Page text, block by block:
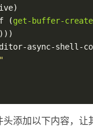
(
get-buffer-create
头添加以下内容，让